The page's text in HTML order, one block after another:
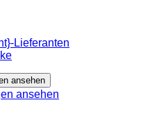
Lieferanten
ansehen
ansehen